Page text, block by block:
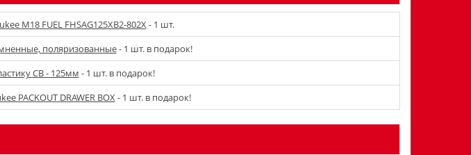
M18 FUEL FHSAG125XB2-802X- 1 шт.
поляризованные- 1 шт. в подарок!
CB - 125мм - 1 шт. в подарок!
PACKOUT DRAWER BOX- 1 шт. в подарок!